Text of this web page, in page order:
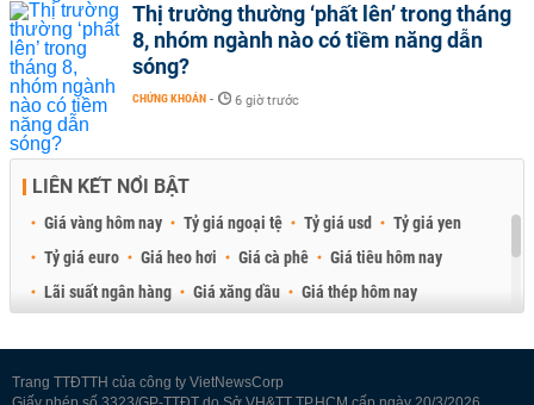
Thị trường thường ‘phất lên’ trong tháng
8, nhóm ngành nào có tiềm năng dẫn
sóng?
CHỨNG KHOÁN - 6 giờ trước
LIÊN KẾT NỔI BẬT
Giá vàng hôm nay Tỷ giá ngoại tệ Tỷ giá usd
Tỷ giá yen
Tỷ giá euro
Giá heo hơi Giá cà phê
Giá tiêu hôm nay
Lãi suất ngân hàng
Giá xăng dầu
Giá thép hôm nay
Trang TTĐTTH của công ty VietNewsCorp